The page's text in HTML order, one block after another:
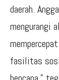
daerah.
mengurangi
fasilitas